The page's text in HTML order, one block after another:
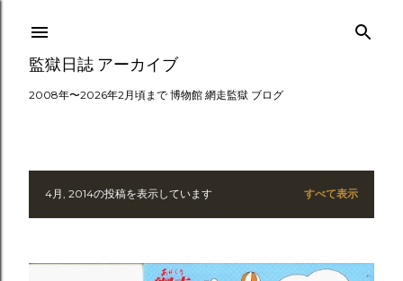
スキップしてメイン コンテンツに移動
監獄日誌 アーカイブ
2008年〜2026年2月頃まで 博物館 網走監獄 ブログ
投4月, 2014の投稿を表示しています すべて表示